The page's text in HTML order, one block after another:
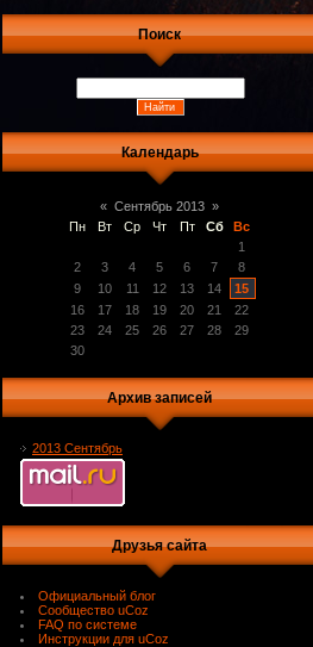
Поиск
Календарь
« Сентябрь 2013 »
Пн
Вт Ср Чт Пт Сб
Вс
1
2
3 4 5 6 7
8
9
10 11 12 13 14
15
16
17 18 19 20 21
22
23
24 25 26 27 28
29
30
Архив записей
2013 Сентябрь
Друзья сайта
Официальный блог
Сообщество uCoz
FAQ по системе
Инструкции для uCoz